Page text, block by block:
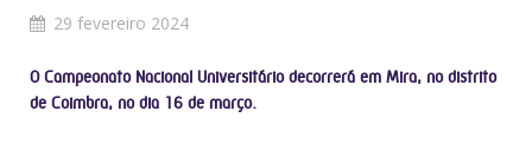
29 fevereiro 2024
O Campeonato Nacional Universitário decorrerá em Mira, no distrito
de Coimbra, no dia 16 de março.